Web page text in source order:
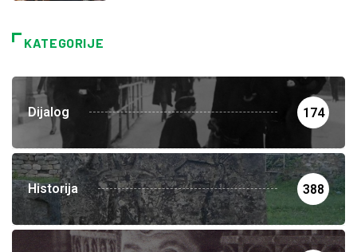
KATEGORIJE
Dijalog 174
Historija 388